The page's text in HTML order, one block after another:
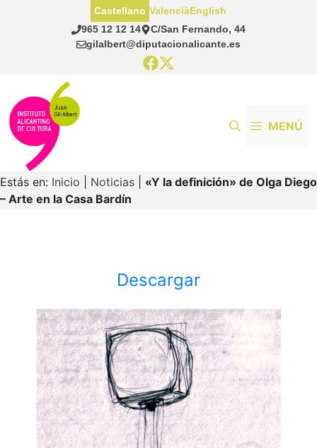
965 12 12 14
C/San Fernando, 44
gilalbert@diputacionalicante.es
Castellano ValenciàEnglish
MENÚ
Estás en: Inicio Noticias
«Y la definición» de Olga Diego
– Arte en la Casa Bardín
Descargar